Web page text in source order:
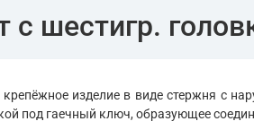
шестигр.
крепёжное изделие в виде стержня с
под гаечный ключ, образующее